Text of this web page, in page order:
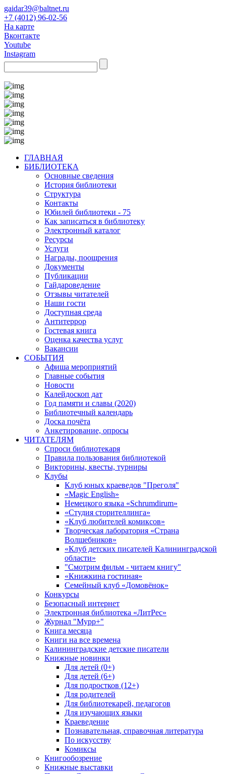
gaidar39@baltnet.ru
+7 (4012) 96-02-56
На карте
Вконтакте
Youtube
Instagram
ГЛАВНАЯ
БИБЛИОТЕКА
Основные сведения
История библиотеки
Структура
Контакты
Юбилей библиотеки - 75
Как записаться в библиотеку
Электронный каталог
Ресурсы
Услуги
Награды, поощрения
Документы
Публикации
Гайдароведение
Отзывы читателей
Наши гости
Доступная среда
Антитеррор
Гостевая книга
Оценка качества услуг
Вакансии
СОБЫТИЯ
Афиша мероприятий
Главные события
Новости
Калейдоскоп дат
Год памяти и славы (2020)
Библиотечный календарь
Доска почёта
Анкетирование, опросы
ЧИТАТЕЛЯМ
Спроси библиотекаря
Правила пользования библиотекой
Викторины, квесты, турниры
Клубы
Клуб юных краеведов "Преголя"
«Magic English»
Немецкого языка «Schrumdirum»
«Студия сторителлинга»
«Клуб любителей комиксов»
Творческая лаборатория «Страна
Волшебников»
«Клуб детских писателей Калининградской
области»
"Смотрим фильм - читаем книгу"
«Книжкина гостиная»
Семейный клуб «Домовёнок»
Конкурсы
Безопасный интернет
Электронная библиотека «ЛитРес»
Журнал "Мурр+"
Книга месяца
Книги на все времена
Калининградские детские писатели
Книжные новинки
Для детей (0+)
Для детей (6+)
Для подростков (12+)
Для родителей
Для библиотекарей, педагогов
Для изучающих языки
Краеведение
Познавательная, справочная литература
По искусству
Комиксы
Книгообозрение
Книжные выставки